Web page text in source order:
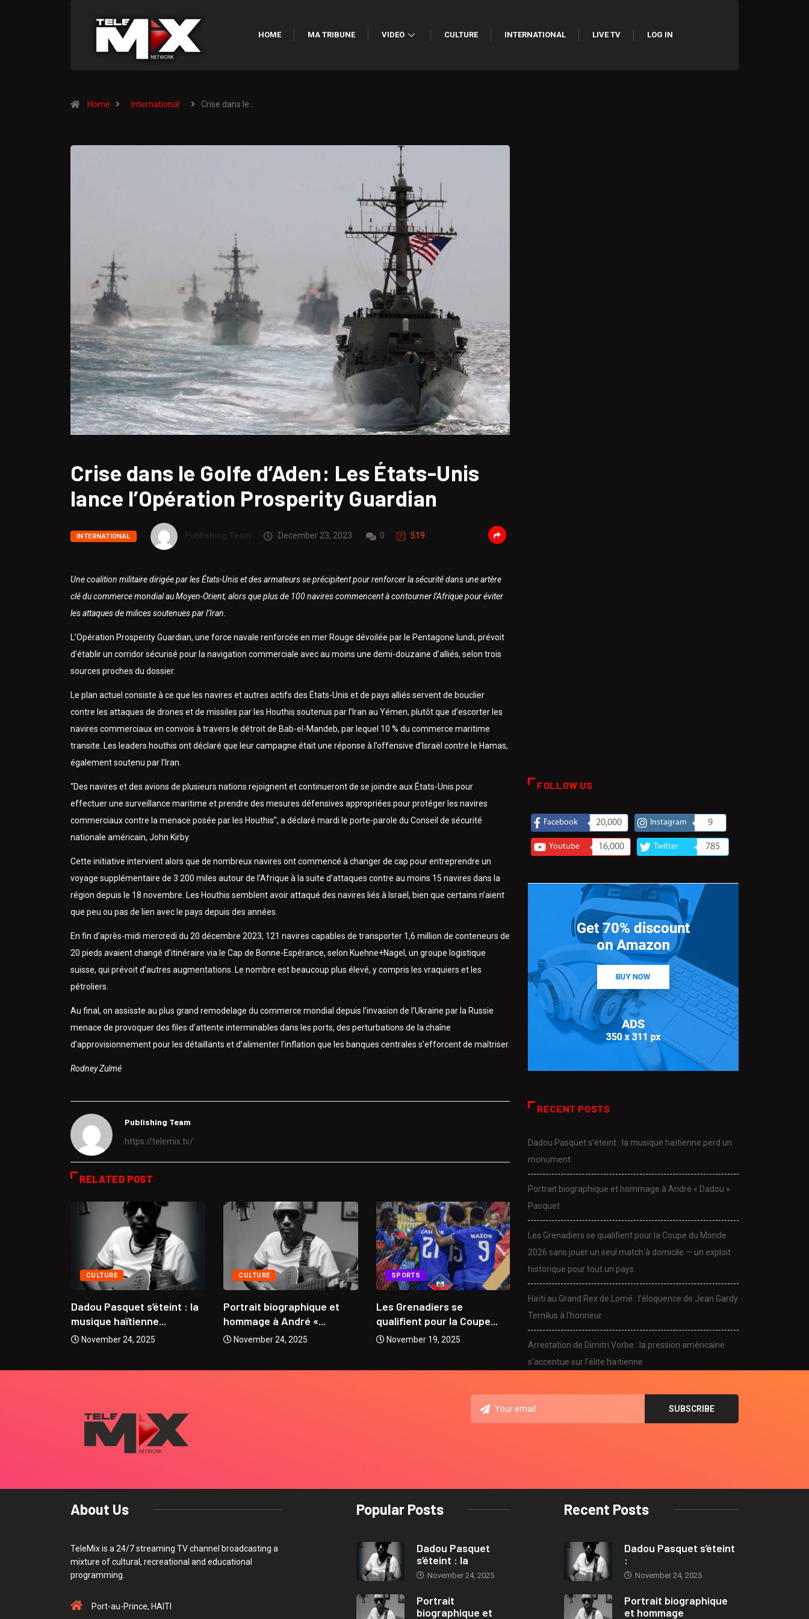
HOME MA TRIBUNE VIDEO CULTURE INTERNATIONAL LIVE TV LOG IN
Home International Crise dans le…
Crise dans le Golfe d’Aden: Les États-Unis
lance l’Opération Prosperity Guardian
INTERNATIONAL December 23, 2023 0 519
Une coalition militaire dirigée par les États-Unis et des armateurs se précipitent pour renforcer la sécurité dans une artère
clé du commerce mondial au Moyen-Orient, alors que plus de 100 navires commencent à contourner l’Afrique pour éviter
les attaques de milices soutenues par l’Iran.
L’Opération Prosperity Guardian, une force navale renforcée en mer Rouge dévoilée par le Pentagone lundi, prévoit
d’établir un corridor sécurisé pour la navigation commerciale avec au moins une demi-douzaine d’alliés, selon trois
sources proches du dossier.
Le plan actuel consiste à ce que les navires et autres actifs des États-Unis et de pays alliés servent de bouclier
contre les attaques de drones et de missiles par les Houthis soutenus par l’Iran au Yémen, plutôt que d’escorter les
navires commerciaux en convois à travers le détroit de Bab-el-Mandeb, par lequel 10 % du commerce maritime
transite. Les leaders houthis ont déclaré que leur campagne était une réponse à l’offensive d’Israël contre le Hamas,
également soutenu par l’Iran.
“Des navires et des avions de plusieurs nations rejoignent et continueront de se joindre aux États-Unis pour
effectuer une surveillance maritime et prendre des mesures défensives appropriées pour protéger les navires
commerciaux contre la menace posée par les Houthis”, a déclaré mardi le porte-parole du Conseil de sécurité
nationale américain, John Kirby.
Cette initiative intervient alors que de nombreux navires ont commencé à changer de cap pour entreprendre un
voyage supplémentaire de 3 200 miles autour de l’Afrique à la suite d’attaques contre au moins 15 navires dans la
région depuis le 18 novembre. Les Houthis semblent avoir attaqué des navires liés à Israël, bien que certains n’aient
que peu ou pas de lien avec le pays depuis des années.
En fin d’après-midi mercredi du 20 décembre 2023, 121 navires capables de transporter 1,6 million de conteneurs de
20 pieds avaient changé d’itinéraire via le Cap de Bonne-Espérance, selon Kuehne+Nagel, un groupe logistique
suisse, qui prévoit d’autres augmentations. Le nombre est beaucoup plus élevé, y compris les vraquiers et les
pétroliers.
Au final, on assisste au plus grand remodelage du commerce mondial depuis l’invasion de l’Ukraine par la Russie
menace de provoquer des files d’attente interminables dans les ports, des perturbations de la chaîne
d’approvisionnement pour les détaillants et d’alimenter l’inflation que les banques centrales s’efforcent de maîtriser.
Rodney Zulmé
Publishing Team
https://telemix.tv/
RELATED POST
CULTURE
Dadou Pasquet s’éteint : la
musique haïtienne...
November 24, 2025
CULTURE
Portrait biographique et
hommage à André «...
November 24, 2025
SPORTS
Les Grenadiers se
qualifient pour la Coupe...
November 19, 2025
CULTURE
musique haïtienne...
November 24, 2025
Portrait biographique et
November 24, 2025
FOLLOW US
Facebook 20,000 Instagram 9
Youtube 16,000 Twitter 785
RECENT POSTS
Dadou Pasquet s’éteint : la musique haïtienne perd un
monument
Portrait biographique et hommage à André « Dadou »
Pasquet
Les Grenadiers se qualifient pour la Coupe du Monde
2026 sans jouer un seul match à domicile — un exploit
historique pour tout un pays.
Haïti au Grand Rex de Lomé : l’éloquence de Jean Gardy
Ternilus à l’honneur
Arrestation de Dimitri Vorbe : la pression américaine
s’accentue sur l’élite haïtienne
About Us
TeleMix is a 24/7 streaming TV channel broadcasting a
mixture of cultural, recreational and educational
programming.
Port-au-Prince, HAITI
Popular Posts
Dadou Pasquet
s’éteint : la
November 24, 2025
Portrait
biographique et
Recent Posts
Dadou Pasquet s’éteint
:
November 24, 2025
Portrait biographique
et hommage